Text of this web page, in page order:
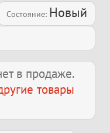
Состояние: Новый
в продаже.
товары